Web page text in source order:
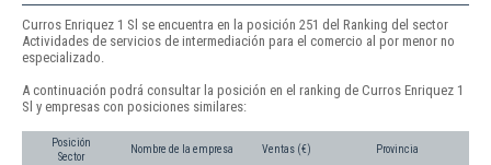
Curros Enriquez 1 Sl se encuentra en la posición 251 del Ranking del sector
Actividades de servicios de intermediación para el comercio al por menor no
especializado.
A continuación podrá consultar la posición en el ranking de Curros Enriquez 1
Sl y empresas con posiciones similares:
Posición
Sector
Nombre de la empresa Ventas (€) Provincia